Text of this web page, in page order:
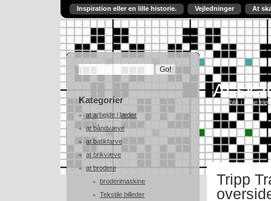
Inspiration eller en lille historie. Vejledninger At
Kategorier
at arbejde i læder
at båndvæve
at batikfarve
at brikvæve
at brodere
broderimaskine
Tekstile billeder
At
Et indblik i mine
Tripp